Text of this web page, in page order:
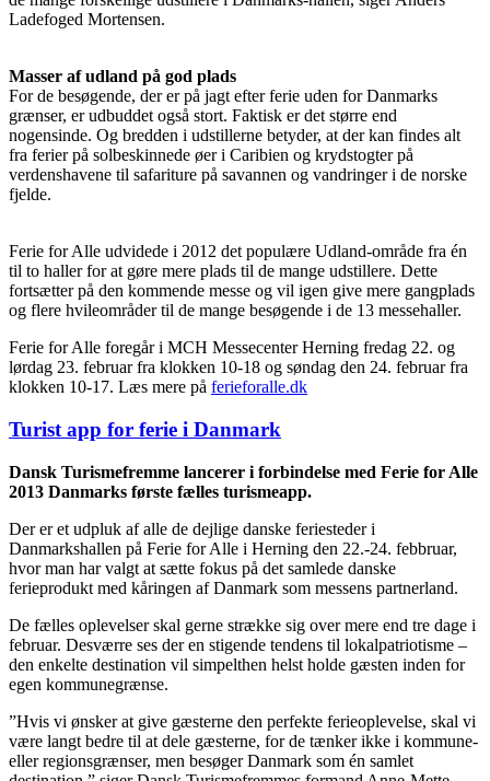
Ladefoged Mortensen.
Masser af udland på god plads
For de besøgende, der er på jagt efter ferie uden for Danmarks
grænser, er udbuddet også stort. Faktisk er det større end
nogensinde. Og bredden i udstillerne betyder, at der kan findes alt
fra ferier på solbeskinnede øer i Caribien og krydstogter på
verdenshavene til safariture på savannen og vandringer i de norske
fjelde.
Ferie for Alle udvidede i 2012 det populære Udland-område fra én
til to haller for at gøre mere plads til de mange udstillere. Dette
fortsætter på den kommende messe og vil igen give mere gangplads
og flere hvileområder til de mange besøgende i de 13 messehaller.
Ferie for Alle foregår i MCH Messecenter Herning fredag 22. og
lørdag 23. februar fra klokken 10-18 og søndag den 24. februar fra
klokken 10-17. Læs mere på ferieforalle.dk
Turist app for ferie i Danmark
Dansk Turismefremme lancerer i forbindelse med Ferie for Alle
2013 Danmarks første fælles turismeapp.
Der er et udpluk af alle de dejlige danske feriesteder i
Danmarkshallen på Ferie for Alle i Herning den 22.-24. febbruar,
hvor man har valgt at sætte fokus på det samlede danske
ferieprodukt med kåringen af Danmark som messens partnerland.
De fælles oplevelser skal gerne strække sig over mere end tre dage i
februar. Desværre ses der en stigende tendens til lokalpatriotisme –
den enkelte destination vil simpelthen helst holde gæsten inden for
egen kommunegrænse.
”Hvis vi ønsker at give gæsterne den perfekte ferieoplevelse, skal vi
være langt bedre til at dele gæsterne, for de tænker ikke i kommune-
eller regionsgrænser, men besøger Danmark som én samlet